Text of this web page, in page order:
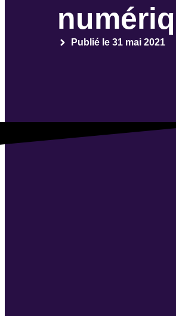
Publié le 31 mai 2021